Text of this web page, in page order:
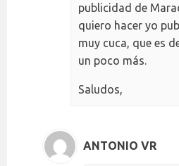
publicidad de
quiero hacer yo
muy cuca, que es
un poco más.
Saludos,
ANTONIO VR